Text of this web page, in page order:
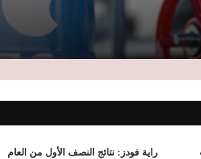
راية فودز: نتائج النصف الأول من العام